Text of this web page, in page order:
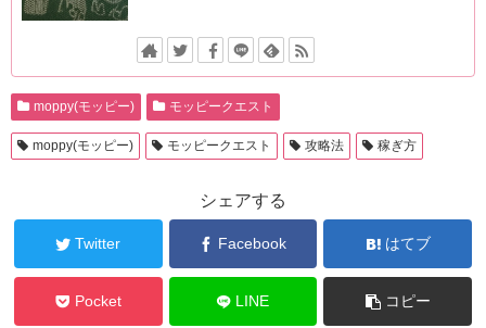
moppy(モッピー) モッピークエスト
moppy(モッピー) モッピークエスト 攻略法 稼ぎ方
シェアする
Twitter Facebook はてブ
Pocket LINE コピー